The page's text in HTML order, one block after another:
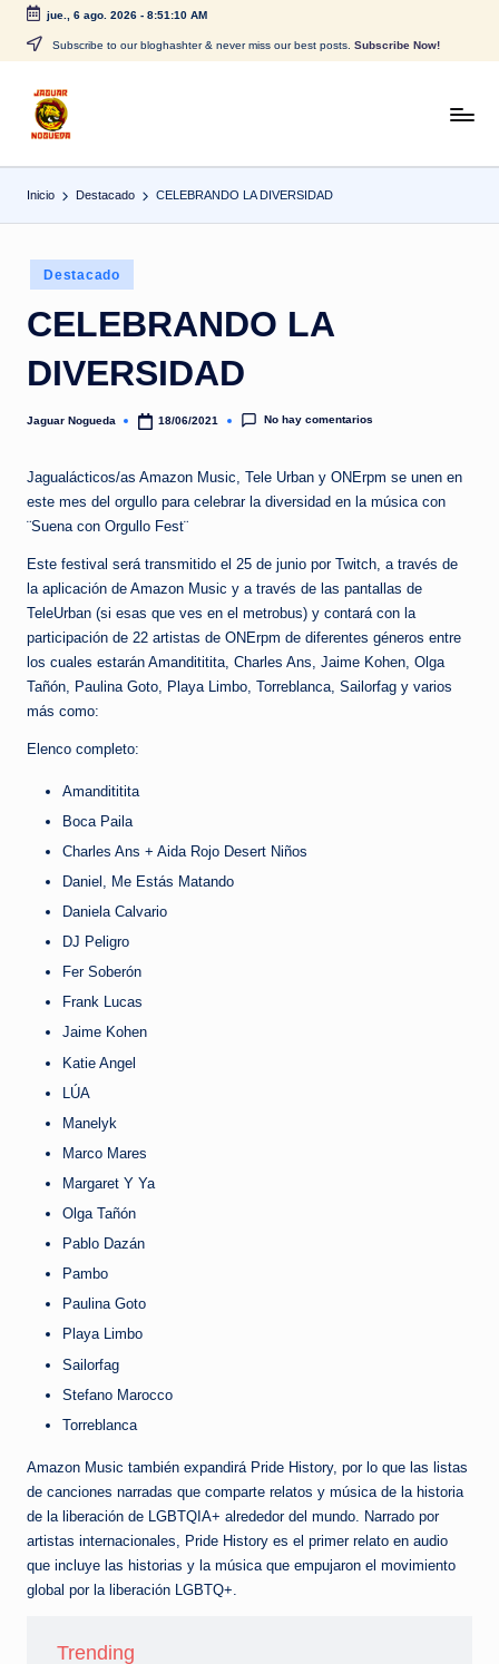
Saltar
contenido
jue., 6 ago. 2026- 8:51:10 AM
Subscribe to our bloghashter & never miss our best posts. Subscribe Now!
J
a
g
r
o
g
e
d
a
CONTENIDO
Inicio Destacado CELEBRANDO LA DIVERSIDAD
Publicado
en
Destacado
CELEBRANDO LA
DIVERSIDAD
Publicado
Jaguar Nogueda 18/06/2021 No hay comentarios
Jagualácticos/as Amazon Music, Tele Urban y ONErpm se unen en
este mes del orgullo para celebrar la diversidad en la música con
¨Suena con Orgullo Fest¨
Este festival será transmitido el 25 de junio por Twitch, a través de
la aplicación de Amazon Music y a través de las pantallas de
TeleUrban (si esas que ves en el metrobus) y contará con la
participación de 22 artistas de ONErpm de diferentes géneros entre
los cuales estarán Amandititita, Charles Ans, Jaime Kohen, Olga
Tañón, Paulina Goto, Playa Limbo, Torreblanca, Sailorfag y varios
más como:
Elenco completo:
Amandititita
Boca Paila
Charles Ans + Aida Rojo Desert Niños
Daniel, Me Estás Matando
Daniela Calvario
DJ Peligro
Fer Soberón
Frank Lucas
Jaime Kohen
Katie Angel
LÚA
Manelyk
Marco Mares
Margaret Y Ya
Olga Tañón
Pablo Dazán
Pambo
Paulina Goto
Playa Limbo
Sailorfag
Stefano Marocco
Torreblanca
Amazon Music también expandirá Pride History, por lo que las listas
de canciones narradas que comparte relatos y música de la historia
de la liberación de LGBTQIA+ alrededor del mundo. Narrado por
artistas internacionales, Pride History es el primer relato en audio
que incluye las historias y la música que empujaron el movimiento
global por la liberación LGBTQ+.
Trending